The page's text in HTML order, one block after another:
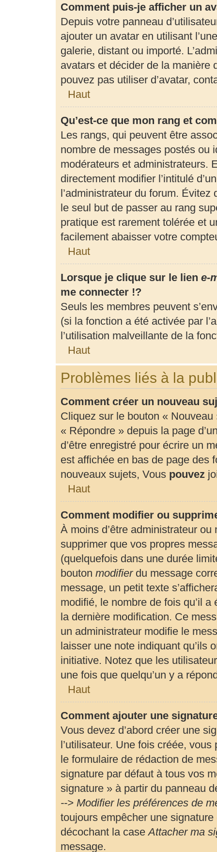
Comment puis-je afficher un
Depuis votre panneau
ajouter un avatar en utilisant
galerie, distant ou importé.
avatars et décider de la manière
pouvez pas utiliser d’avatar,
Haut
Qu’est-ce que mon rang et
Les rangs, qui peuvent être
nombre de messages postés ou
modérateurs et administrateurs.
directement modifier l’intitulé
l’administrateur du forum.
le seul but de passer au rang
pratique est rarement tolérée et
facilement abaisser votre
Haut
Lorsque je clique sur le lien e-
me connecter !?
Seuls les membres peuvent
(si la fonction a été activée par
l’utilisation malveillante de la
Haut
Problèmes liés à la
Comment créer un nouveau
Cliquez sur le bouton « Nouveau
« Répondre » depuis la page
d’être enregistré pour écrire un
est affichée en bas de page des
nouveaux sujets, Vous pouvez
Haut
Comment modifier ou
À moins d’être administrateur
supprimer que vos propres
(quelquefois dans une durée
bouton modifierdu message
message, un petit texte
modifié, le nombre de fois qu’il
la dernière modification. Ce
un administrateur modifie le
laisser une note indiquant qu’ils
initiative. Notez que les
une fois que quelqu’un y a
Haut
Comment ajouter une
Vous devez d’abord créer une
l’utilisateur. Une fois créée,
le formulaire de rédaction de
signature par défaut à tous vos
signature » à partir du panneau
--> Modifier les préférences de
toujours empêcher une
décochant la caseAttacher ma
message.